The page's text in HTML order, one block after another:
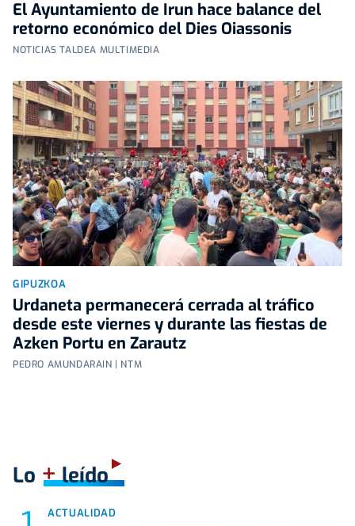
El Ayuntamiento de Irun hace balance del
retorno económico del Dies Oiassonis
NOTICIAS TALDEA MULTIMEDIA
GIPUZKOA
Urdaneta permanecerá cerrada al tráfico
desde este viernes y durante las fiestas de
Azken Portu en Zarautz
PEDRO AMUNDARAIN | NTM
Lo +leído
ACTUALIDAD